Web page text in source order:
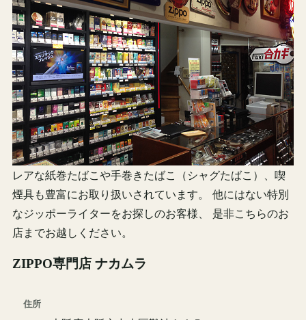
レアな紙巻たばこや手巻きたばこ（シャグたばこ）、喫
煙具も豊富にお取り扱いされています。 他にはない特別
なジッポーライターをお探しのお客様、 是非こちらのお
店までお越しください。
ZIPPO専門店 ナカムラ
住所